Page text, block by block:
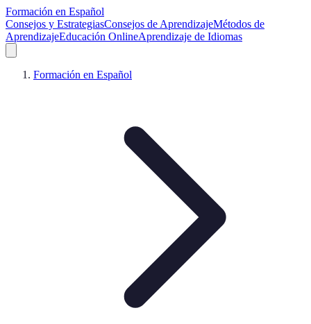
Formación en Español
Consejos y EstrategiasConsejos de AprendizajeMétodos de
AprendizajeEducación OnlineAprendizaje de Idiomas
Formación en Español